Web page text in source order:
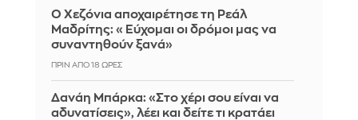
Ο Χεζόνια αποχαιρέτησε τη Ρεάλ
Μαδρίτης: «Εύχομαι οι δρόμοι μας να
συναντηθούν ξανά»
ΠΡΙΝ ΑΠΌ 18 ΏΡΕΣ
Δανάη Μπάρκα: «Στο χέρι σου είναι να
αδυνατίσεις», λέει και δείτε τι κρατάει